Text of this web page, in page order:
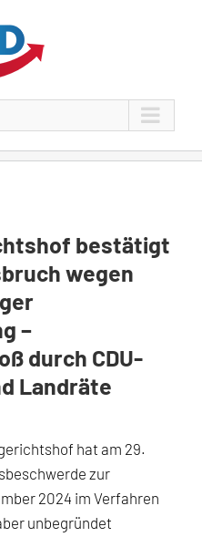
bestätigt
wegen
–
durch CDU-
Landräte
hat am 29.
zur
2024 im Verfahren
unbegründet